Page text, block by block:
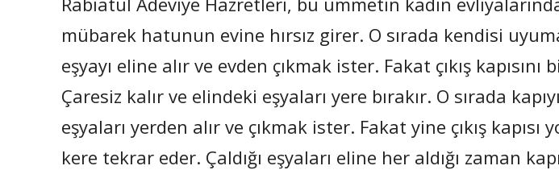
mübarek hatunun evine hırsız girer. O sırada kendisi
eşyayı eline alır ve evden çıkmak ister. Fakat çıkış
Çaresiz kalır ve elindeki eşyaları yere bırakır. O sırada
eşyaları yerden alır ve çıkmak ister. Fakat yine çıkış
kere tekrar eder. Çaldığı eşyaları eline her aldığı zaman